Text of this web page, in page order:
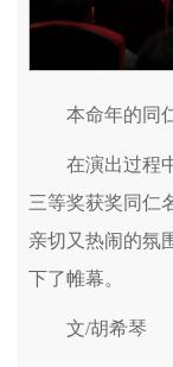
本命年的同
在演出过程
三等奖获奖同仁
亲切又热闹的氛
下了帷幕。
文/胡希琴